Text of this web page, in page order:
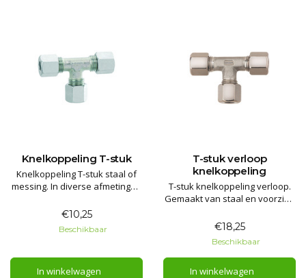
Knelkoppeling T-stuk
Knelkoppeling T-stuk staal of
messing. In diverse afmetingen
€10,25
Beschikbaar
In winkelwagen
T-stuk verloop
knelkoppeling
T-stuk knelkoppeling verloop.
Gemaakt van staal en voorzien
en messing knelring.
€18,25
Beschikbaar
In winkelwagen